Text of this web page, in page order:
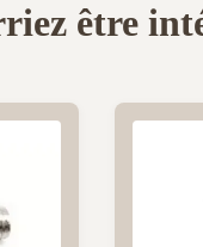
être